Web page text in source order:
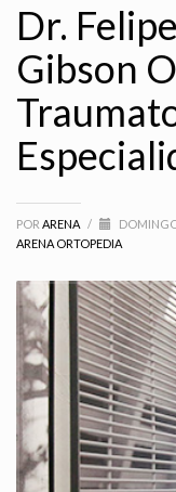
Dr.
Gibson
POR ARENA /
ARENA ORTOPEDIA